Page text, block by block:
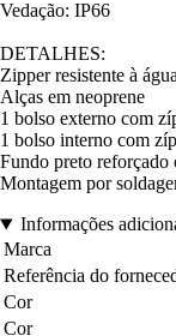
Vedação: IP66
DETALHES:
Zipper resistente à água
Alças em neoprene
1 bolso externo com
1 bolso interno com
Fundo preto reforçado
Montagem por
Informações
Marca
Referência do
Cor
Cor